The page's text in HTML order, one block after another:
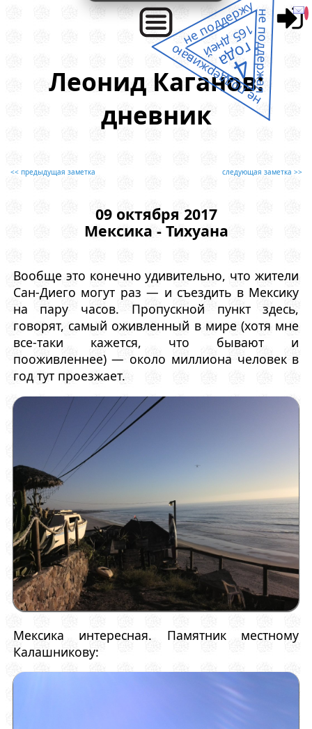
Леонид Каганов:
дневник
<< предыдущая заметка следующая заметка >>
09 октября 2017
Мексика - Тихуана
Вообще это конечно удивительно, что жители
Сан-Диего могут раз — и съездить в Мексику
на пару часов. Пропускной пункт здесь,
говорят, самый оживленный в мире (хотя мне
все-таки кажется, что бывают и
пооживленнее) — около миллиона человек в
год тут проезжает.
Мексика интересная. Памятник местному
Калашникову:
не поддержал
не поддерживаю
не поддержу
4
года
165 дней